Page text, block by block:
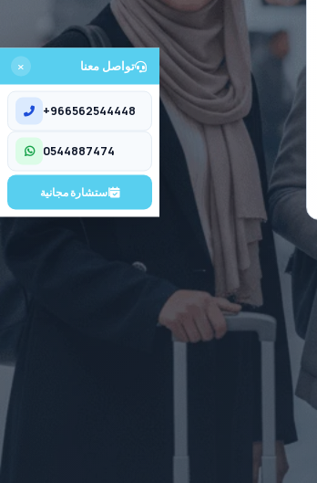
تواصل معنا
+966562544448
0544887474
استشارة مجانية